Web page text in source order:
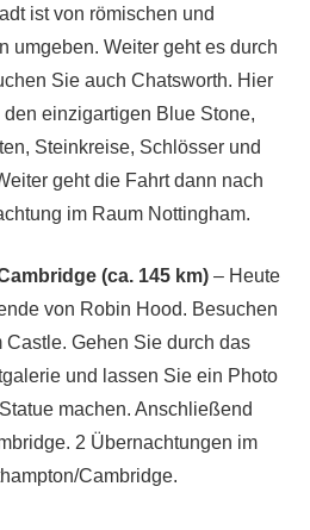
ist von römischen und
umgeben. Weiter geht es durch
Sie auch Chatsworth. Hier
einzigartigen Blue Stone,
Steinkreise, Schlösser und
geht die Fahrt dann nach
im Raum Nottingham.
(ca. 145 km)– Heute
von Robin Hood. Besuchen
Castle. Gehen Sie durch das
und lassen Sie ein Photo
machen. Anschließend
2 Übernachtungen im
Cambridge.